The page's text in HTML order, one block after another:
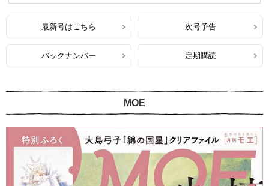
最新号はこちら 次号予告
バックナンバー 定期購読
MOE